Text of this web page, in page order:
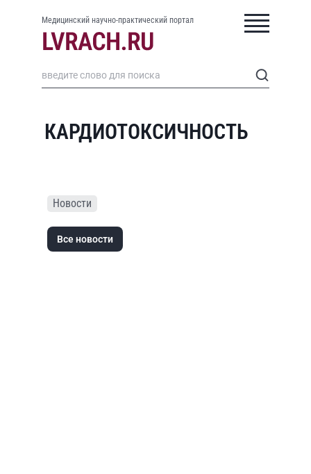
Медицинский научно-практический портал
КАРДИОТОКСИЧНОСТЬ
Новости
Все новости